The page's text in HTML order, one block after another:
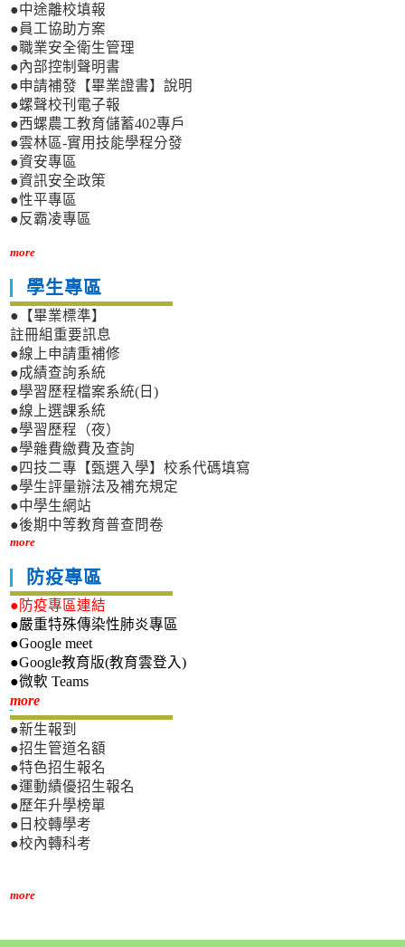
●中途離校填報
●員工協助方案
●職業安全衛生管理
●內部控制聲明書
●申請補發【畢業證書】說明
●螺聲校刊電子報
●西螺農工教育儲蓄402專戶
●雲林區-實用技能學程分發
●資安專區
●資訊安全政策
●性平專區
●反霸凌專區
more
學生專區
●【畢業標準】
註冊組重要訊息
●線上申請重補修
●成績查詢系統
●學習歷程檔案系統(日)
●線上選課系統
●學習歷程（夜）
●學雜費繳費及查詢
●四技二專【甄選入學】校系代碼填寫
●學生評量辦法及補充規定
●中學生網站
●後期中等教育普查問卷
more
防疫專區
●防疫專區連結
●嚴重特殊傳染性肺炎專區
●Google meet
●Google教育版(教育雲登入)
●微軟 Teams
more新生專區
●新生報到
●招生管道名額
●特色招生報名
●運動績優招生報名
●歷年升學榜單
●日校轉學考
●校內轉科考
more